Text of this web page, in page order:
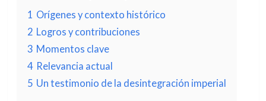
1 Orígenes y contexto histórico
2 Logros y contribuciones
3 Momentos clave
4 Relevancia actual
5 Un testimonio de la desintegración imperial